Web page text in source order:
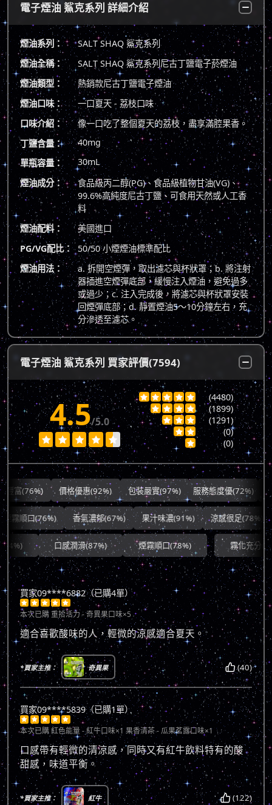
電子煙油 鯊克系列 詳細介紹
煙油系列：
SALT SHAQ 鯊克系列
煙油全稱：
SALT SHAQ 鯊克系列尼古丁鹽電子菸煙油
煙油類型：
熱銷款尼古丁鹽電子煙油
煙油口味：
一口夏天 - 荔枝口味
口味介紹：
像一口吃了整個夏天的荔枝，盡享滿腔果香。
丁鹽含量：
40mg
單瓶容量：
30mL
煙油成分：
食品級丙二醇(PG)、食品級植物甘油(VG)、
99.6%高純度尼古丁鹽、可食用天然或人工香
料
煙油配料：
美國進口
PG/VG配比：
50/50 小煙煙油標準配比
煙油用法：
a. 拆開空煙彈，取出濾芯與杯狀罩；b. 將注射
器插進空煙彈底部，緩慢注入煙油，避免過多
或過少；c. 注入完成後，將濾芯與杯狀罩安裝
回煙彈底部；d. 靜置煙油5～10分鐘左右，充
分滲透至濾芯。
電子煙油 鯊克系列 買家評價(7594)
4.5/5.0
    
     (4480)
    (1899)
   (1291)
  (0)
 (0)
價格優惠(92%) 包裝嚴實(97%) 服務態度優(72%) 出貨快
順口(76%) 香氣濃郁(67%) 果汁味濃(91%) 涼感很足(78%)
口感潤滑(87%) 煙霧順口(78%) 霧化充分(90%)
買家09****6882（已購4單）
    
本次已購重拾活力 - 奇異果口味×5
適合喜歡酸味的人，輕微的涼感適合夏天。
*買家主推： 奇異果 (40)
買家09****5839（已購1單）
    
本次已購紅色能量 - 紅牛口味×1 果香清茶 - 瓜果茗露口味×1
口感帶有輕微的清涼感，同時又有紅牛飲料特有的酸
甜感，味道平衡。
*買家主推： 紅牛 (122)